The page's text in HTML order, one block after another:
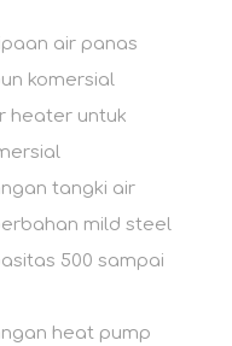
air panas
komersial
heater untuk
tangki air
mild steel
500 sampai
heat pump